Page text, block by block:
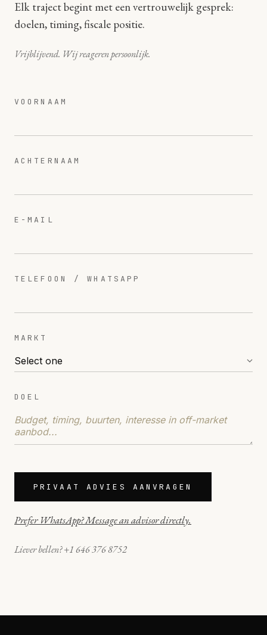
Elk traject begint met een vertrouwelijk gesprek:
doelen, timing, fiscale positie.
Vrijblijvend. Wij reageren persoonlijk.
VOORNAAM
ACHTERNAAM
E-MAIL
TELEFOON / WHATSAPP
MARKT
DOEL
PRIVAAT ADVIES AANVRAGEN
Prefer WhatsApp? Message an advisor directly.
Liever bellen? +1 646 376 8752